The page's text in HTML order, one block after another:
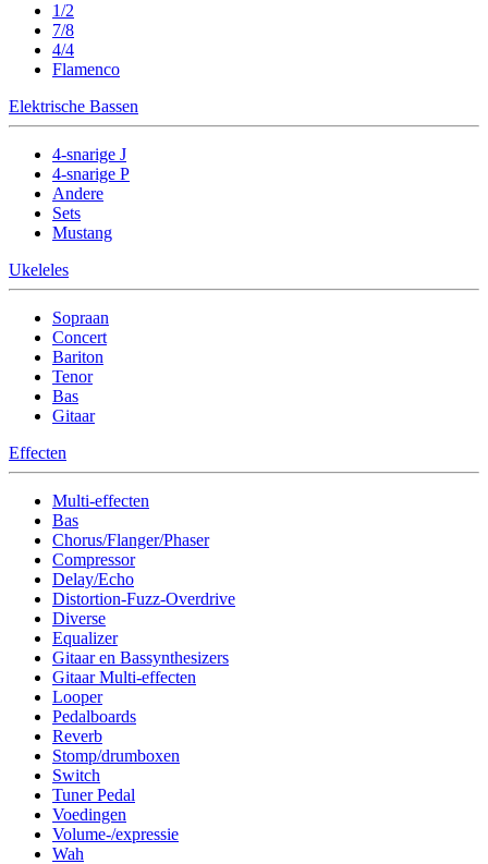
1/2
7/8
4/4
Flamenco
Elektrische Bassen
4-snarige J
4-snarige P
Andere
Sets
Mustang
Ukeleles
Sopraan
Concert
Bariton
Tenor
Bas
Gitaar
Effecten
Multi-effecten
Bas
Chorus/Flanger/Phaser
Compressor
Delay/Echo
Distortion-Fuzz-Overdrive
Diverse
Equalizer
Gitaar en Bassynthesizers
Gitaar Multi-effecten
Looper
Pedalboards
Reverb
Stomp/drumboxen
Switch
Tuner Pedal
Voedingen
Volume-/expressie
Wah